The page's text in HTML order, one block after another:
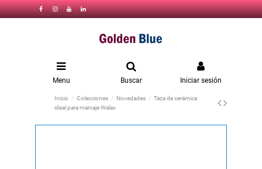
Menu Buscar Iniciar sesión
Inicio Colecciones Novedades
Taza de cerámica
ideal para marcaje Walax